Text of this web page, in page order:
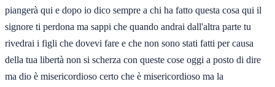
piangerà qui e dopo io dico sempre a chi ha fatto questa cosa qui il
signore ti perdona ma sappi che quando andrai dall'altra parte tu
rivedrai i figli che dovevi fare e che non sono stati fatti per causa
della tua libertà non si scherza con queste cose oggi a posto di dire
ma dio è misericordioso certo che è misericordioso ma la